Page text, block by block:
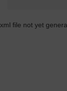
xml file not yet